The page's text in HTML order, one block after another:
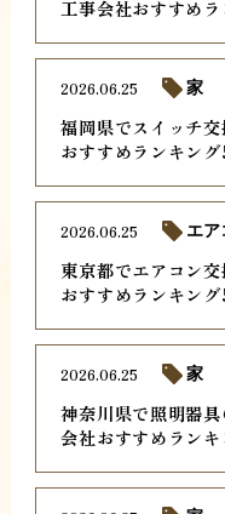
工事会社おすすめラ
福岡県でスイッチ
おすすめランキング
2026.06.25 家
東京都でエアコン
おすすめランキング
2026.06.25 エア
神奈川県で照明器
会社おすすめランキ
2026.06.25 家